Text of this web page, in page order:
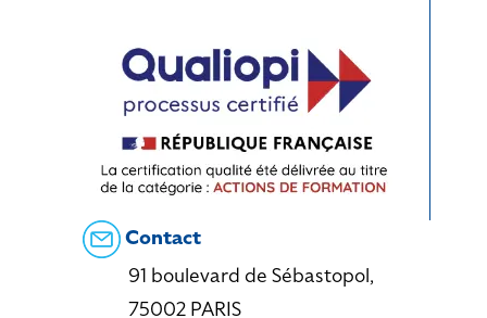
Contact
91 boulevard de Sébastopol,
75002 PARIS